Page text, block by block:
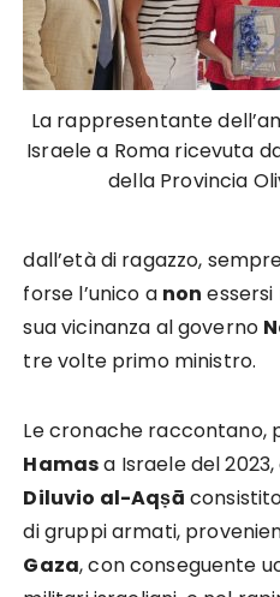
La rappresentante
Israele a Roma ricevuta
della Provincia
dall’età di ragazzo,
forse l’unico a non
sua vicinanza al governo
tre volte primo ministro.
Le cronache raccontano,
Hamasa Israele del
Diluvio al-Aqṣā
di gruppi armati,
Gaza, con conseguente